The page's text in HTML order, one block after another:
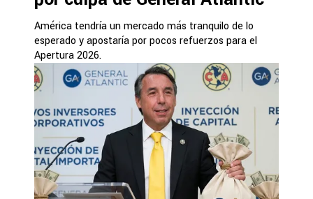
América tendría un mercado más tranquilo de lo
esperado y apostaría por pocos refuerzos para el
Apertura 2026.